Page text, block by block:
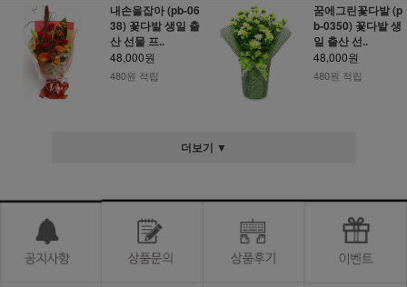
내손을잡아 (pb-06
38) 꽃다발 생일 출
산 선물 프..
48,000원
480원 적립
꿈에그린꽃다발 (p
b-0350) 꽃다발 생
일 출산 선..
48,000원
480원 적립
더보기 ▼